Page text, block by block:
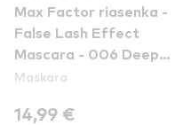
Max Factor riasenka -
False Lash Effect
Mascara - 006 Deep
Raven Black
Maskara
14,99 €